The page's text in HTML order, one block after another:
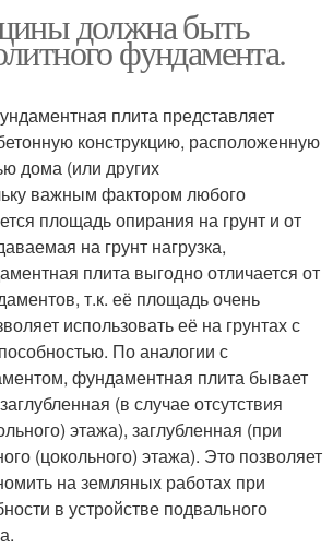
должна быть
фундамента.
плита представляет
конструкцию, расположенную
дома (или других
важным фактором любого
площадь опирания на грунт и от
на грунт нагрузка,
плита выгодно отличается от
т.к. её площадь очень
использовать её на грунтах с
По аналогии с
фундаментная плита бывает
(в случае отсутствия
этажа), заглубленная (при
(цокольного) этажа). Это позволяет
на земляных работах при
в устройстве подвального